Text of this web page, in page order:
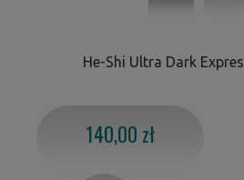
He-Shi Ultra Dark
140,00 zł